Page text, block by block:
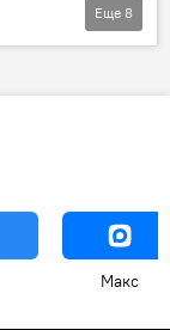
Еще 8
Макс